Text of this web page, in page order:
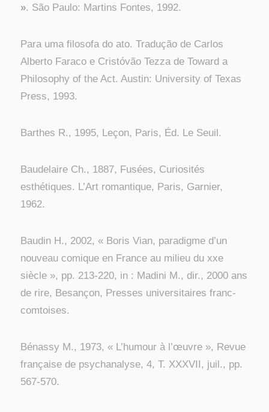
». São Paulo: Martins Fontes, 1992.
Para uma filosofa do ato. Tradução de Carlos
Alberto Faraco e Cristóvão Tezza de Toward a
Philosophy of the Act. Austin: University of Texas
Press, 1993.
Barthes R., 1995, Leçon, Paris, Éd. Le Seuil.
Baudelaire Ch., 1887, Fusées, Curiosités
esthétiques. L’Art romantique, Paris, Garnier,
1962.
Baudin H., 2002, « Boris Vian, paradigme d’un
nouveau comique en France au milieu du xxe
siècle », pp. 213-220, in : Madini M., dir., 2000 ans
de rire, Besançon, Presses universitaires franc-
comtoises.
Bénassy M., 1973, « L’humour à l’œuvre », Revue
française de psychanalyse, 4, T. XXXVII, juil., pp.
567-570.